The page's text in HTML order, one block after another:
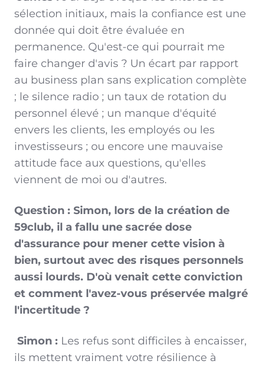
sélection initiaux, mais la confiance est une
donnée qui doit être évaluée en
permanence. Qu'est-ce qui pourrait me
faire changer d'avis ? Un écart par rapport
au business plan sans explication complète
; le silence radio ; un taux de rotation du
personnel élevé ; un manque d'équité
envers les clients, les employés ou les
investisseurs ; ou encore une mauvaise
attitude face aux questions, qu'elles
viennent de moi ou d'autres.
Question : Simon, lors de la création de
59club, il a fallu une sacrée dose
d'assurance pour mener cette vision à
bien, surtout avec des risques personnels
aussi lourds. D'où venait cette conviction
et comment l'avez-vous préservée malgré
l'incertitude ?
Simon : Les refus sont difficiles à encaisser,
ils mettent vraiment votre résilience à